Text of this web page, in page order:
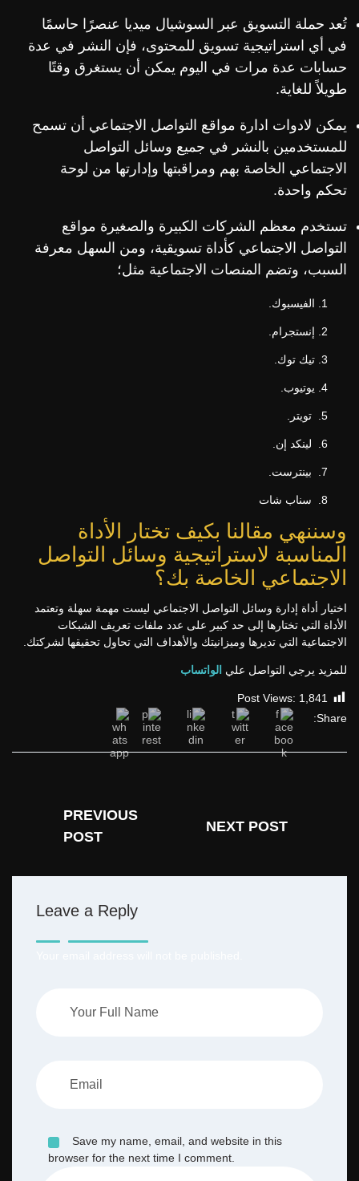
تُعد حملة التسويق عبر السوشيال ميديا عنصرًا حاسمًا
في أي استراتيجية تسويق للمحتوى، فإن النشر في عدة
حسابات عدة مرات في اليوم يمكن أن يستغرق وقتًا
طويلاً للغاية.
يمكن لادوات ادارة مواقع التواصل الاجتماعي أن تسمح
للمستخدمين بالنشر في جميع وسائل التواصل
الاجتماعي الخاصة بهم ومراقبتها وإدارتها من لوحة
تحكم واحدة.
تستخدم معظم الشركات الكبيرة والصغيرة مواقع
التواصل الاجتماعي كأداة تسويقية، ومن السهل معرفة
السبب، وتضم المنصات الاجتماعية مثل؛
الفيسبوك.
إنستجرام.
تيك توك.
يوتيوب.
تويتر.
لينكد إن.
بينترست.
سناب شات
وسننهي مقالنا بكيف تختار الأداة
المناسبة لاستراتيجية وسائل التواصل
الاجتماعي الخاصة بك؟
اختيار أداة إدارة وسائل التواصل الاجتماعي ليست مهمة سهلة وتعتمد
الأداة التي تختارها إلى حد كبير على عدد ملفات تعريف الشبكات
الاجتماعية التي تديرها وميزانيتك والأهداف التي تحاول تحقيقها لشركتك.
للمزيد يرجي التواصل علي الواتساب
Post Views: 1,841
Share:
PREVIOUS
POST
NEXT POST
Leave a Reply
Save my name, email, and website in this
browser for the next time I comment.